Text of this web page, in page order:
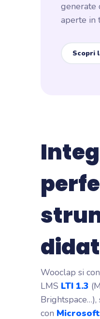
generate
aperte in
Scopri
Wooclap si
LMS LTI 1.3
Brightspace…),
con